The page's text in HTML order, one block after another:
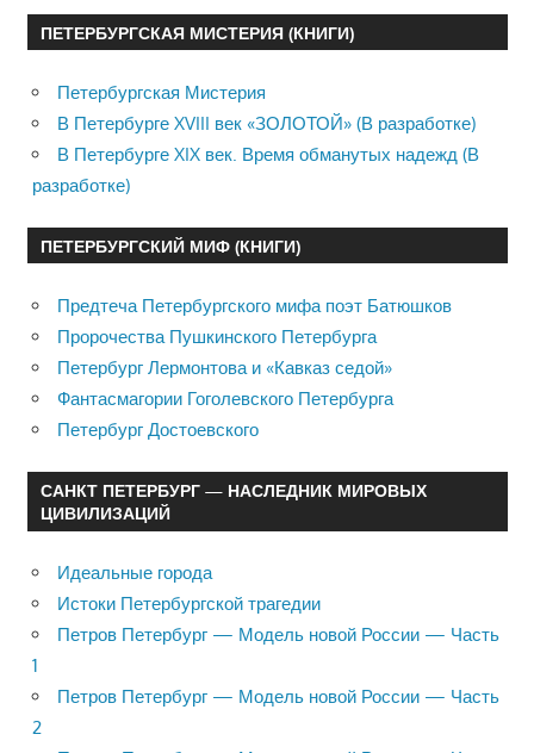
ПЕТЕРБУРГСКАЯ МИСТЕРИЯ (КНИГИ)
Петербургская Мистерия
В Петербурге XVIII век «ЗОЛОТОЙ» (В разработке)
В Петербурге XIX век. Время обманутых надежд (В
разработке)
ПЕТЕРБУРГСКИЙ МИФ (КНИГИ)
Предтеча Петербургского мифа поэт Батюшков
Пророчества Пушкинского Петербурга
Петербург Лермонтова и «Кавказ седой»
Фантасмагории Гоголевского Петербурга
Петербург Достоевского
САНКТ ПЕТЕРБУРГ — НАСЛЕДНИК МИРОВЫХ
ЦИВИЛИЗАЦИЙ
Идеальные города
Истоки Петербургской трагедии
Петров Петербург — Модель новой России — Часть
1
Петров Петербург — Модель новой России — Часть
2